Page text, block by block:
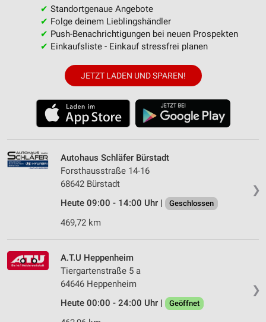
✔ Standortgenaue Angebote
✔ Folge deinem Lieblingshändler
✔ Push-Benachrichtigungen bei neuen Prospekten
✔ Einkaufsliste - Einkauf stressfrei planen
JETZT LADEN UND SPAREN!
❯
Autohaus Schläfer Bürstadt
Forsthausstraße 14-16
68642 Bürstadt
Heute 09:00 - 14:00 Uhr |
Geschlossen
469,72 km
❯
A.T.U Heppenheim
Tiergartenstraße 5 a
64646 Heppenheim
Heute 00:00 - 24:00 Uhr |
Geöffnet